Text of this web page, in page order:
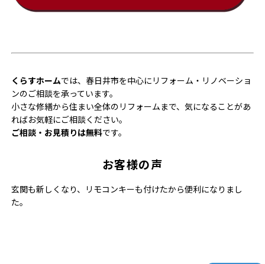
くらすホームでは、春日井市を中心にリフォーム・リノベーショ
ンのご相談を承っています。
小さな修繕から住まい全体のリフォームまで、気になることがあ
ればお気軽にご相談ください。
ご相談・お見積りは無料です。
お客様の声
玄関も新しくなり、リモコンキーも付けたから便利になりまし
た。